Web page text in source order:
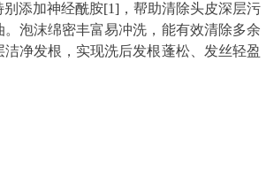
别添加神经酰胺[1] ，帮助清除头皮深层污
泡沫绵密丰富易冲洗，能有效清除多余
净发根，实现洗后发根蓬松、发丝轻盈